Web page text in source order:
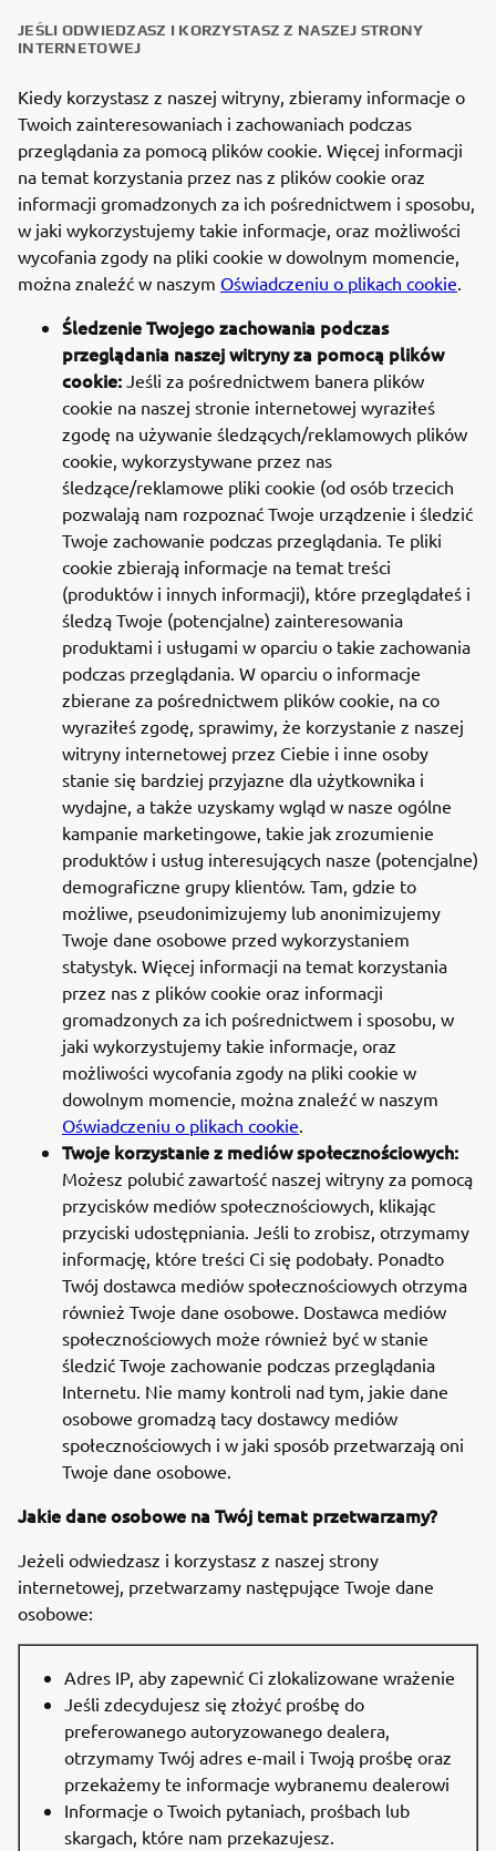
JEŚLI ODWIEDZASZ I KORZYSTASZ Z NASZEJ STRONY
INTERNETOWEJ
Kiedy korzystasz z naszej witryny, zbieramy informacje o
Twoich zainteresowaniach i zachowaniach podczas
przeglądania za pomocą plików cookie. Więcej informacji
na temat korzystania przez nas z plików cookie oraz
informacji gromadzonych za ich pośrednictwem i sposobu,
w jaki wykorzystujemy takie informacje, oraz możliwości
wycofania zgody na pliki cookie w dowolnym momencie,
można znaleźć w naszym Oświadczeniu o plikach cookie.
Śledzenie Twojego zachowania podczas
przeglądania naszej witryny za pomocą plików
cookie: Jeśli za pośrednictwem banera plików
cookie na naszej stronie internetowej wyraziłeś
zgodę na używanie śledzących/reklamowych plików
cookie, wykorzystywane przez nas
śledzące/reklamowe pliki cookie (od osób trzecich
pozwalają nam rozpoznać Twoje urządzenie i śledzić
Twoje zachowanie podczas przeglądania. Te pliki
cookie zbierają informacje na temat treści
(produktów i innych informacji), które przeglądałeś i
śledzą Twoje (potencjalne) zainteresowania
produktami i usługami w oparciu o takie zachowania
podczas przeglądania. W oparciu o informacje
zbierane za pośrednictwem plików cookie, na co
wyraziłeś zgodę, sprawimy, że korzystanie z naszej
witryny internetowej przez Ciebie i inne osoby
stanie się bardziej przyjazne dla użytkownika i
wydajne, a także uzyskamy wgląd w nasze ogólne
kampanie marketingowe, takie jak zrozumienie
produktów i usług interesujących nasze (potencjalne)
demograficzne grupy klientów. Tam, gdzie to
możliwe, pseudonimizujemy lub anonimizujemy
Twoje dane osobowe przed wykorzystaniem
statystyk. Więcej informacji na temat korzystania
przez nas z plików cookie oraz informacji
gromadzonych za ich pośrednictwem i sposobu, w
jaki wykorzystujemy takie informacje, oraz
możliwości wycofania zgody na pliki cookie w
dowolnym momencie, można znaleźć w naszym
Oświadczeniu o plikach cookie.
Twoje korzystanie z mediów społecznościowych:
Możesz polubić zawartość naszej witryny za pomocą
przycisków mediów społecznościowych, klikając
przyciski udostępniania. Jeśli to zrobisz, otrzymamy
informację, które treści Ci się podobały. Ponadto
Twój dostawca mediów społecznościowych otrzyma
również Twoje dane osobowe. Dostawca mediów
społecznościowych może również być w stanie
śledzić Twoje zachowanie podczas przeglądania
Internetu. Nie mamy kontroli nad tym, jakie dane
osobowe gromadzą tacy dostawcy mediów
społecznościowych i w jaki sposób przetwarzają oni
Twoje dane osobowe.
Jakie dane osobowe na Twój temat przetwarzamy?
Jeżeli odwiedzasz i korzystasz z naszej strony
internetowej, przetwarzamy następujące Twoje dane
osobowe:
Adres IP, aby zapewnić Ci zlokalizowane wrażenie
Jeśli zdecydujesz się złożyć prośbę do
preferowanego autoryzowanego dealera,
otrzymamy Twój adres e-mail i Twoją prośbę oraz
przekażemy te informacje wybranemu dealerowi
Informacje o Twoich pytaniach, prośbach lub
skargach, które nam przekazujesz.